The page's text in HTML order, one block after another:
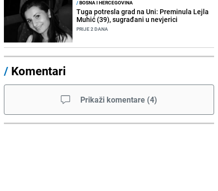
/BOSNA I HERCEGOVINA
Tuga potresla grad na Uni: Preminula Lejla
Muhić (39), sugrađani u nevjerici
PRIJE 2 DANA
/ Komentari
Prikaži komentare (4)